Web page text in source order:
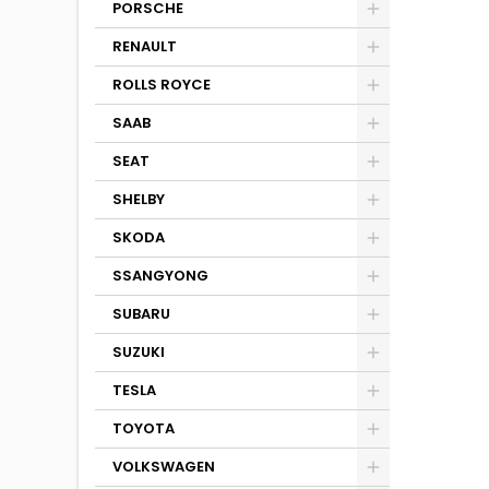
PORSCHE
RENAULT
ROLLS ROYCE
SAAB
SEAT
SHELBY
SKODA
SSANGYONG
SUBARU
SUZUKI
TESLA
TOYOTA
VOLKSWAGEN